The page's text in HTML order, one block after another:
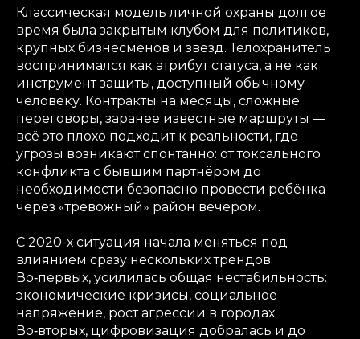
Классическая модель личной охраны долгое
время была закрытым клубом для политиков,
крупных бизнесменов и звёзд. Телохранитель
воспринимался как атрибут статуса, а не как
инструмент защиты, доступный обычному
человеку. Контракты на месяцы, сложные
переговоры, заранее известные маршруты —
всё это плохо подходит к реальности, где
угрозы возникают спонтанно: от токсального
конфликта с бывшим партнёром до
необходимости безопасно провести ребёнка
через «тревожный» район вечером.
С 2020-х ситуация начала меняться под
влиянием сразу нескольких трендов.
Во‑первых, усилилась общая нестабильность:
экономические кризисы, социальное
напряжение, рост агрессии в городах.
Во‑вторых, цифровизация добралась и до